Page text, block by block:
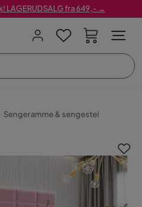
LAGERUDSALG fra 649,- →
Sengeramme & sengestel